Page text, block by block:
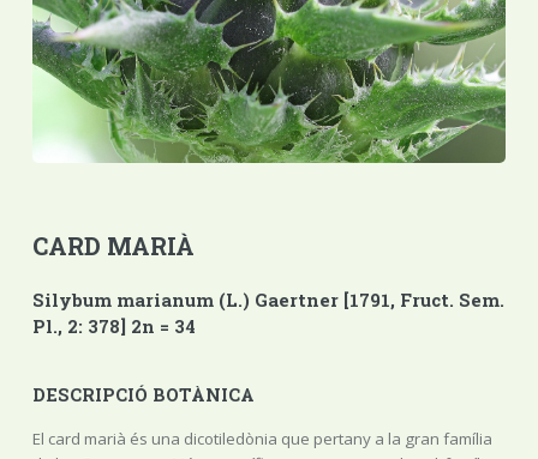
CARD MARIÀ
Silybum marianum (L.) Gaertner [1791, Fruct. Sem.
Pl., 2: 378] 2n = 34
DESCRIPCIÓ BOTÀNICA
El card marià és una dicotiledònia que pertany a la gran família